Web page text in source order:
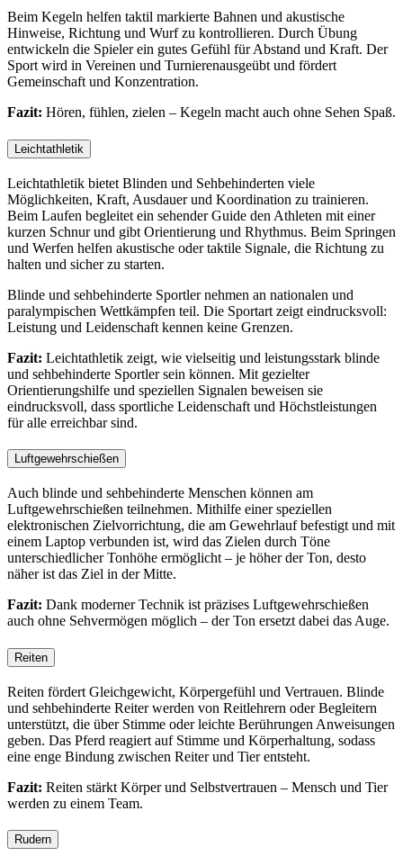
Beim Kegeln helfen taktil markierte Bahnen und akustische
Hinweise, Richtung und Wurf zu kontrollieren. Durch Übung
entwickeln die Spieler ein gutes Gefühl für Abstand und Kraft. Der
Sport wird in Vereinen und Turnierenausgeübt und fördert
Gemeinschaft und Konzentration.
Fazit: Hören, fühlen, zielen – Kegeln macht auch ohne Sehen Spaß.
Leichtathletik
Leichtathletik bietet Blinden und Sehbehinderten viele
Möglichkeiten, Kraft, Ausdauer und Koordination zu trainieren.
Beim Laufen begleitet ein sehender Guide den Athleten mit einer
kurzen Schnur und gibt Orientierung und Rhythmus. Beim Springen
und Werfen helfen akustische oder taktile Signale, die Richtung zu
halten und sicher zu starten.
Blinde und sehbehinderte Sportler nehmen an nationalen und
paralympischen Wettkämpfen teil. Die Sportart zeigt eindrucksvoll:
Leistung und Leidenschaft kennen keine Grenzen.
Fazit: Leichtathletik zeigt, wie vielseitig und leistungsstark blinde
und sehbehinderte Sportler sein können. Mit gezielter
Orientierungshilfe und speziellen Signalen beweisen sie
eindrucksvoll, dass sportliche Leidenschaft und Höchstleistungen
für alle erreichbar sind.
Luftgewehrschießen
Auch blinde und sehbehinderte Menschen können am
Luftgewehrschießen teilnehmen. Mithilfe einer speziellen
elektronischen Zielvorrichtung, die am Gewehrlauf befestigt und mit
einem Laptop verbunden ist, wird das Zielen durch Töne
unterschiedlicher Tonhöhe ermöglicht – je höher der Ton, desto
näher ist das Ziel in der Mitte.
Fazit: Dank moderner Technik ist präzises Luftgewehrschießen
auch ohne Sehvermögen möglich – der Ton ersetzt dabei das Auge.
Reiten
Reiten fördert Gleichgewicht, Körpergefühl und Vertrauen. Blinde
und sehbehinderte Reiter werden von Reitlehrern oder Begleitern
unterstützt, die über Stimme oder leichte Berührungen Anweisungen
geben. Das Pferd reagiert auf Stimme und Körperhaltung, sodass
eine enge Bindung zwischen Reiter und Tier entsteht.
Fazit: Reiten stärkt Körper und Selbstvertrauen – Mensch und Tier
werden zu einem Team.
Rudern